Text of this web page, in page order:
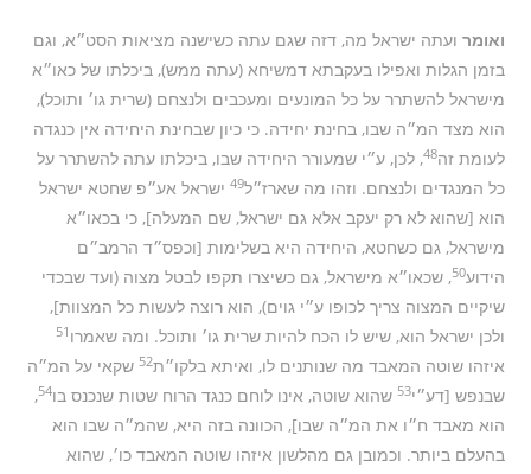
ואומר ועתה ישראל מה, דזה שגם עתה כשישנה מציאות הסט״א, וגם
בזמן הגלות ואפילו בעקבתא דמשיחא (עתה ממש), ביכלתו של כאו״א
מישראל להשתרר על כל המונעים ומעכבים ולנצחם (שרית גו׳ ותוכל),
הוא מצד המ״ה שבו, בחינת יחידה. כי כיון שבחינת היחידה אין כנגדה
לעומת זה48, לכן, ע״י שמעורר היחידה שבו, ביכלתו עתה להשתרר על
כל המנגדים ולנצחם. וזהו מה שארז״ל49 ישראל אע״פ שחטא ישראל
הוא [שהוא לא רק יעקב אלא גם ישראל, שם המעלה], כי בכאו״א
מישראל, גם כשחטא, היחידה היא בשלימות [וכפס״ד הרמב״ם
הידוע50, שכאו״א מישראל, גם כשיצרו תקפו לבטל מצוה (ועד שבכדי
שיקיים המצוה צריך לכופו ע״י גוים), הוא רוצה לעשות כל המצוות],
ולכן ישראל הוא, שיש לו הכח להיות שרית גו׳ ותוכל. ומה שאמרו 51
איזהו שוטה המאבד מה שנותנים לו, ואיתא בלקו״ת52 שקאי על המ״ה
שבנפש [דע״י53 שהוא שוטה, אינו לוחם כנגד הרוח שטות שנכנס בו54
,
הוא מאבד ח״ו את המ״ה שבו], הכוונה בזה היא, שהמ״ה שבו הוא
בהעלם ביותר. וכמובן גם מהלשון איזהו שוטה המאבד כו׳, שהוא